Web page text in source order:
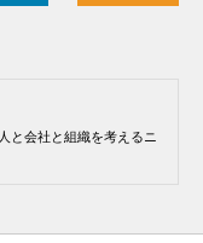
と会社と組織を考えるニ